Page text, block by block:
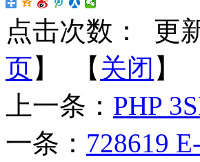
点击次数：
更
页】 【 关闭 】
上一条： PHP
一条： 728619